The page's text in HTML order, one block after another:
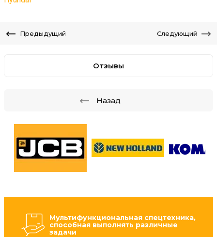
Предыдущий Следующий
Отзывы
Назад
Мультифункциональная спецтехника,
способная выполнять различные
задачи